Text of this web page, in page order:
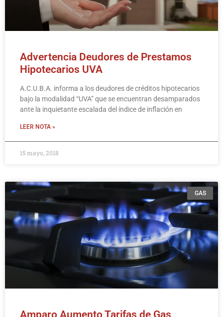
Advertencia Deudores de Prestamos
Hipotecarios UVA
A.C.U.B.A. informa a los deudores de créditos hipotecarios
bajo la modalidad “UVA” que se encuentran desamparados
ante la inquietante escalada del índice de inflación en
LEER NOTA »
15 mayo, 2018
GAS
Amparo Aumento Tarifas de Gas